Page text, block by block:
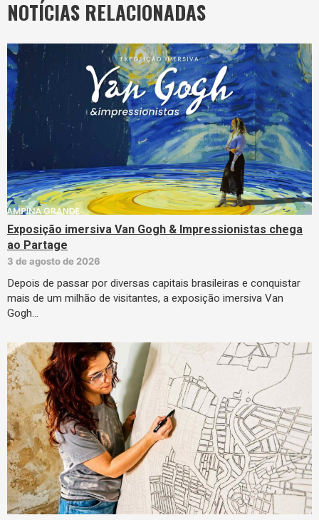
NOTÍCIAS RELACIONADAS
Exposição imersiva Van Gogh & Impressionistas chega
ao Partage
3 de agosto de 2026
Depois de passar por diversas capitais brasileiras e conquistar
mais de um milhão de visitantes, a exposição imersiva Van
Gogh…